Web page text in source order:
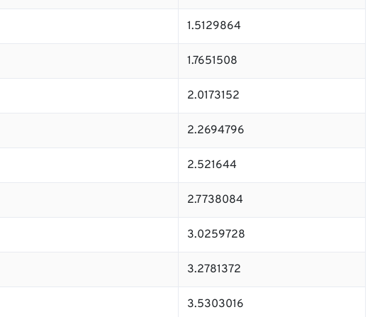
1.5129864
1.7651508
2.0173152
2.2694796
2.521644
2.7738084
3.0259728
3.2781372
3.5303016